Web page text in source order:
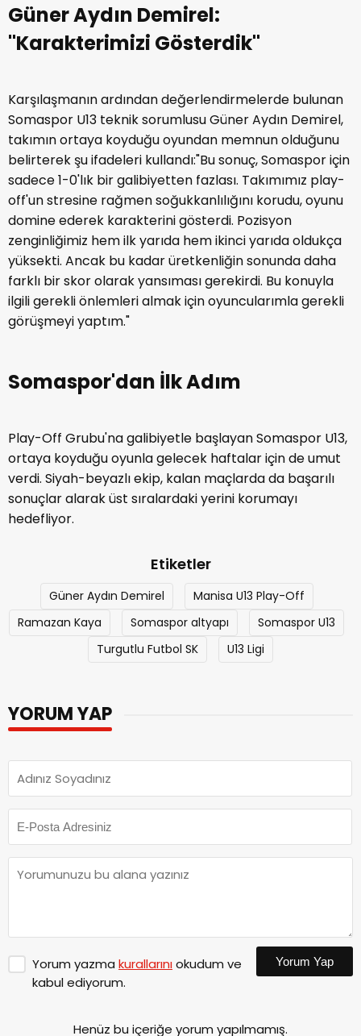
Güner Aydın Demirel:
"Karakterimizi Gösterdik"
Karşılaşmanın ardından değerlendirmelerde bulunan
Somaspor U13 teknik sorumlusu Güner Aydın Demirel,
takımın ortaya koyduğu oyundan memnun olduğunu
belirterek şu ifadeleri kullandı:"Bu sonuç, Somaspor için
sadece 1-0'lık bir galibiyetten fazlası. Takımımız play-
off'un stresine rağmen soğukkanlılığını korudu, oyunu
domine ederek karakterini gösterdi. Pozisyon
zenginliğimiz hem ilk yarıda hem ikinci yarıda oldukça
yüksekti. Ancak bu kadar üretkenliğin sonunda daha
farklı bir skor olarak yansıması gerekirdi. Bu konuyla
ilgili gerekli önlemleri almak için oyuncularımla gerekli
görüşmeyi yaptım."
Somaspor'dan İlk Adım
Play-Off Grubu'na galibiyetle başlayan Somaspor U13,
ortaya koyduğu oyunla gelecek haftalar için de umut
verdi. Siyah-beyazlı ekip, kalan maçlarda da başarılı
sonuçlar alarak üst sıralardaki yerini korumayı
hedefliyor.
Etiketler
Güner Aydın Demirel
Manisa U13 Play-Off
Ramazan Kaya
Somaspor altyapı
Somaspor U13
Turgutlu Futbol SK
U13 Ligi
YORUM YAP
Yorum yazma kurallarınıokudum ve
kabul ediyorum.
Yorum Yap
Henüz bu içeriğe yorum yapılmamış.